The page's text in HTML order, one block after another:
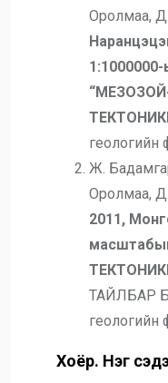
Оролмаа,
геологийн
Ж.
Оролмаа,
2011,
ТАЙЛБАР
геологийн
Хоёр. Нэг